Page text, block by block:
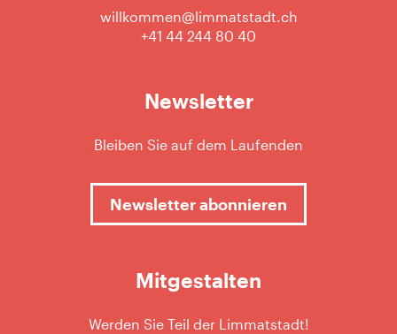
willkommen@limmatstadt.ch
+41 44 244 80 40
Newsletter
Bleiben Sie auf dem Laufenden
Newsletter abonnieren
Mitgestalten
Werden Sie Teil der Limmatstadt!